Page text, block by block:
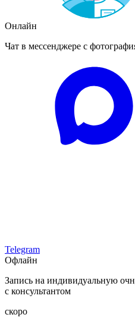
Онлайн
Чат в мессенджере с
Telegram
Офлайн
Запись на индивидуальную
с консультантом
скоро